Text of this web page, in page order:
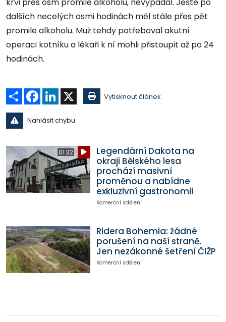
dalších necelých osmi hodinách měl stále přes pět
promile alkoholu. Muž tehdy potřeboval akutní
operaci kotníku a lékaři k ní mohli přistoupit až po 24
hodinách.
Sdílet Facebook
LinkedIn Vytisknout článek
Nahlásit chybu
01:32
Legendární Dakota na
okraji Bělského lesa
prochází masivní
proměnou a nabídne
exkluzivní gastronomii
Komerční sdělení
Ridera Bohemia: žádné
porušení na naší straně.
Jen nezákonné šetření ČIŽP
Komerční sdělení